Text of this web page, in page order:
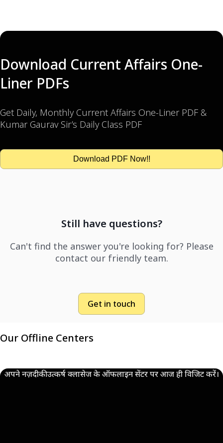
Download Current Affairs One-
Liner PDFs
Get Daily, Monthly Current Affairs One-Liner PDF &
Kumar Gaurav Sir’s Daily Class PDF
Download PDF Now!!
Still have questions?
Can't find the answer you're looking for? Please
contact our friendly team.
Get in touch
Our Offline Centers
अपने नज़दीकी उत्कर्ष क्लासेज के ऑफलाइन सेंटर पर आज ही विजिट करें।